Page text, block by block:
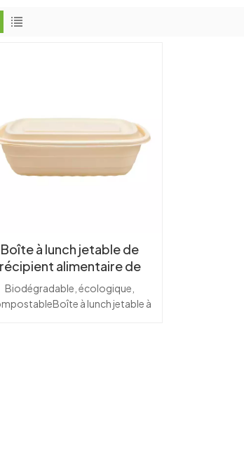
Boîte à lunch jetable de
récipient alimentaire de
fécule de maïs
en gros 700
Biodégradable, écologique,
à lunch jetable à